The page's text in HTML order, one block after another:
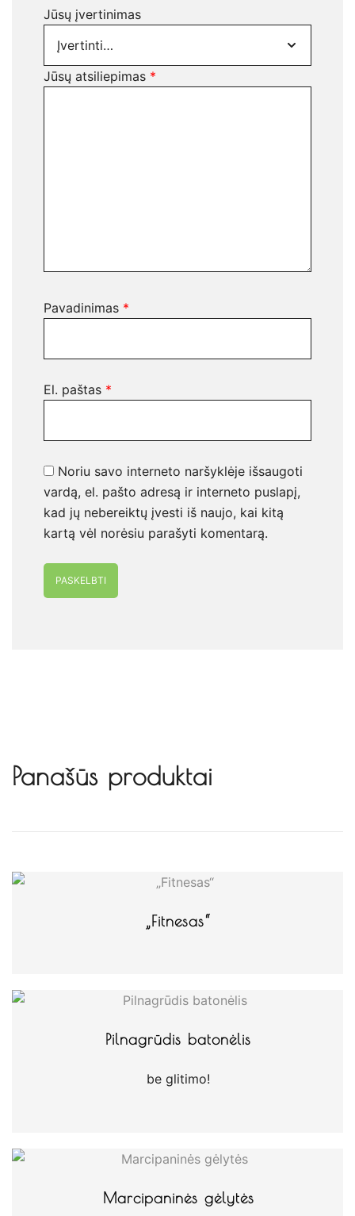
Jūsų įvertinimas
Jūsų atsiliepimas *
Pavadinimas *
El. paštas *
Noriu savo interneto naršyklėje išsaugoti
vardą, el. pašto adresą ir interneto puslapį,
kad jų nebereiktų įvesti iš naujo, kai kitą
kartą vėl norėsiu parašyti komentarą.
Panašūs produktai
„Fitnesas“
Pilnagrūdis batonėlis
be glitimo!
Marcipaninės gėlytės